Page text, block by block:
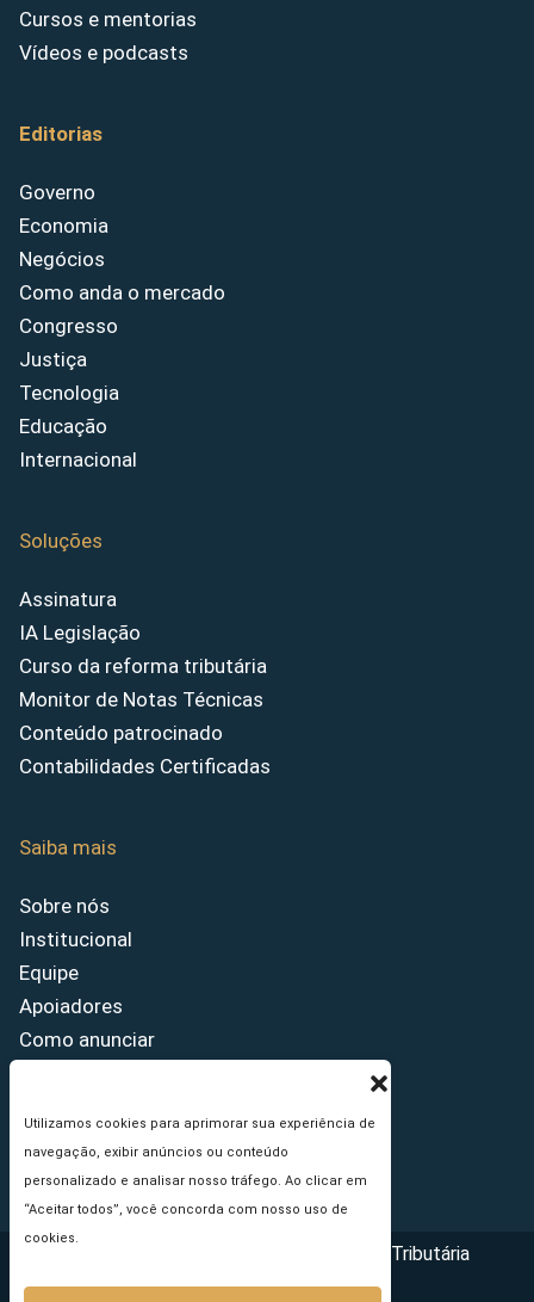
Utilizamos cookies para aprimorar sua experiência de
navegação, exibir anúncios ou conteúdo
personalizado e analisar nosso tráfego. Ao clicar em
“Aceitar todos”, você concorda com nosso uso de
cookies.
Cursos e mentorias
Vídeos e podcasts
Editorias
Governo
Economia
Negócios
Como anda o mercado
Congresso
Justiça
Tecnologia
Educação
Internacional
Soluções
Assinatura
IA Legislação
Curso da reforma tributária
Monitor de Notas Técnicas
Conteúdo patrocinado
Contabilidades Certificadas
Saiba mais
Sobre nós
Institucional
Equipe
Apoiadores
Como anunciar
Princípios Editoriais
Copyright © 2026 - Portal da Reforma Tributária